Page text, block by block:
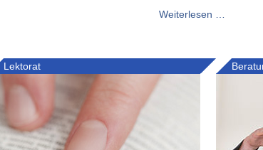
Weiterlesen …
Lektorat